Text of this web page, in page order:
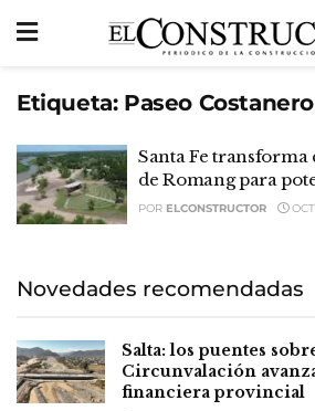
Etiqueta: Paseo
Santa Fe transforma
de Romang para
POR ELCONSTRUCTOR
Novedades recomendadas
Salta: los puentes
Circunvalación
financiera provincial